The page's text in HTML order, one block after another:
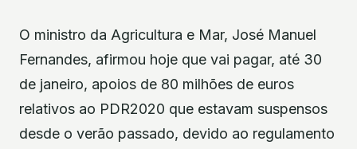
O ministro da Agricultura e Mar, José Manuel
Fernandes, afirmou hoje que vai pagar, até 30
de janeiro, apoios de 80 milhões de euros
relativos ao PDR2020 que estavam suspensos
desde o verão passado, devido ao regulamento